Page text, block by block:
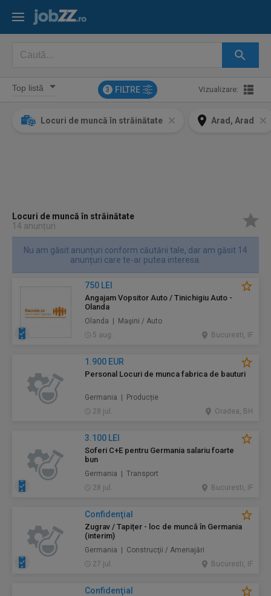
3 FILTRE Vizualizare:
Locuri de muncă în străinătate Arad, Arad
Locuri de muncă în străinătate
14 anunțuri
Nu am găsit anunțuri conform căutării tale, dar am găsit 14
anunțuri care te-ar putea interesa.
750 LEI
Angajam Vopsitor Auto / Tinichigiu Auto -
Olanda
Olanda | Maşini / Auto
5 aug.
Bucuresti, IF
1.900 EUR
Personal Locuri de munca fabrica de bauturi
Germania | Producție
28 jul.
Oradea, BH
3.100 LEI
Soferi C+E pentru Germania salariu foarte
bun
Germania | Transport
28 jul.
Bucuresti, IF
Confidenţial
Zugrav / Tapițer - loc de muncă în Germania
(interim)
Germania | Construcţii / Amenajări
27 jul.
Bucuresti, IF
Confidenţial